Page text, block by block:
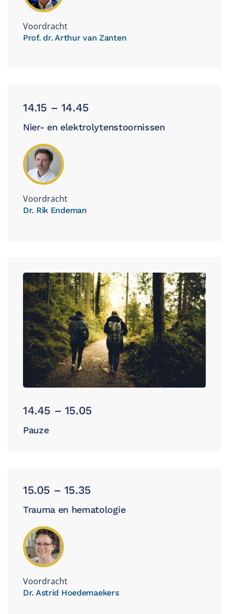
Voordracht
Prof. dr. Arthur van Zanten
14.15 – 14.45
Nier- en elektrolytenstoornissen
Voordracht
Dr. Rik Endeman
14.45 – 15.05
Pauze
15.05 – 15.35
Trauma en hematologie
Voordracht
Dr. Astrid Hoedemaekers